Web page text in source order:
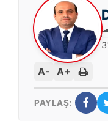
A- A+
PAYLAŞ: